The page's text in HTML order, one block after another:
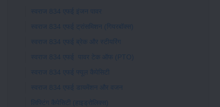
स्वराज 834 एफई इंजन पावर
स्वराज 834 एफई ट्रांसमिशन (गियरबॉक्स)
स्वराज 834 एफई ब्रेक और स्टीयरिंग
स्वराज 834 एफई पावर टेक ऑफ (PTO)
स्वराज 834 एफई फ्यूल कैपेसिटी
स्वराज 834 एफई डायमेंशन और वजन
लिफ्टिंग कैपेसिटी (हाइड्रोलिक्स)